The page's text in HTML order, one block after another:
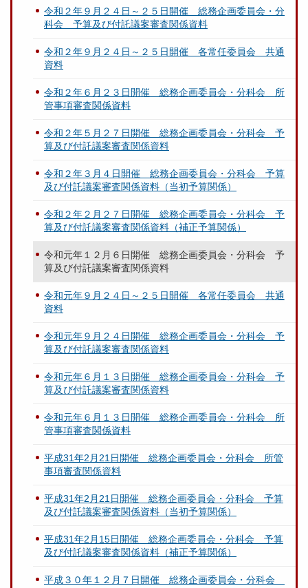
令和２年９月２４日～２５日開催 総務企画委員会・分
科会 予算及び付託議案審査関係資料
令和２年９月２４日～２５日開催 各常任委員会 共通
資料
令和２年６月２３日開催 総務企画委員会・分科会 所
管事項審査関係資料
令和２年５月２７日開催 総務企画委員会・分科会 予
算及び付託議案審査関係資料
令和２年３月４日開催 総務企画委員会・分科会 予算
及び付託議案審査関係資料（当初予算関係）
令和２年２月２７日開催 総務企画委員会・分科会 予
算及び付託議案審査関係資料（補正予算関係）
令和元年１２月６日開催 総務企画委員会・分科会 予
算及び付託議案審査関係資料
令和元年９月２４日～２５日開催 各常任委員会 共通
資料
令和元年９月２４日開催 総務企画委員会・分科会 予
算及び付託議案審査関係資料
令和元年６月１３日開催 総務企画委員会・分科会 予
算及び付託議案審査関係資料
令和元年６月１３日開催 総務企画委員会・分科会 所
管事項審査関係資料
平成31年2月21日開催 総務企画委員会・分科会 所管
事項審査関係資料
平成31年2月21日開催 総務企画委員会・分科会 予算
及び付託議案審査関係資料（当初予算関係）
平成31年2月15日開催 総務企画委員会・分科会 予算
及び付託議案審査関係資料（補正予算関係）
平成３０年１２月７日開催 総務企画委員会・分科会